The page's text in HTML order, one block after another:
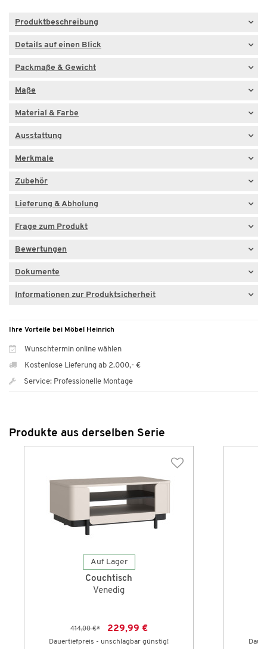
Produktbeschreibung
Details auf einen Blick
Packmaße & Gewicht
Maße
Material & Farbe
Ausstattung
Merkmale
Zubehör
Lieferung & Abholung
Frage zum Produkt
Bewertungen
Dokumente
Informationen zur Produktsicherheit
Ihre Vorteile bei Möbel Heinrich
Wunschtermin online wählen
Kostenlose Lieferung ab 2.000,- €
Service: Professionelle Montage
Produkte aus derselben Serie
Auf Lager
Couchtisch
Venedig
414,00 €* 229,99 €
Dauertiefpreis - unschlagbar günstig!